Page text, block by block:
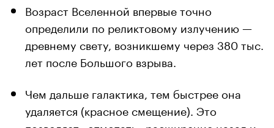
Возраст Вселенной впервые точно
определили по реликтовому излучению —
древнему свету, возникшему через 380 тыс.
лет после Большого взрыва.
Чем дальше галактика, тем быстрее она
удаляется (красное смещение). Это